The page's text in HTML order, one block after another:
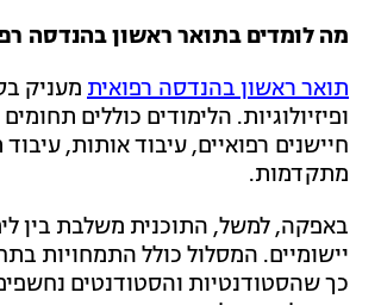
מה לומדים בתואר ראשון בהנדסה
תואר ראשון בהנדסה רפואית מעניק
ופיזיולוגיות. הלימודים כוללים
חיישנים רפואיים, עיבוד אותות,
מתקדמות.
באפקה, למשל, התוכנית משלבת בין
יישומיים. המסלול כולל התמחויות
כך שהסטודנטיות והסטודנטים